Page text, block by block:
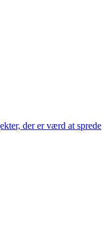
der er værd at sprede